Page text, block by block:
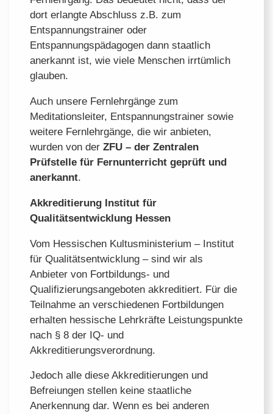
dort erlangte Abschluss z.B. zum
Entspannungstrainer oder
Entspannungspädagogen dann staatlich
anerkannt ist, wie viele Menschen irrtümlich
glauben.
Auch unsere Fernlehrgänge zum
Meditationsleiter, Entspannungstrainer sowie
weitere Fernlehrgänge, die wir anbieten,
wurden von derZFU – der Zentralen
Prüfstelle für Fernunterricht geprüft und
anerkannt.
Akkreditierung Institut für
Qualitätsentwicklung Hessen
Vom Hessischen Kultusministerium – Institut
für Qualitätsentwicklung – sind wir als
Anbieter von Fortbildungs- und
Qualifizierungsangeboten akkreditiert. Für die
Teilnahme an verschiedenen Fortbildungen
erhalten hessische Lehrkräfte Leistungspunkte
nach § 8 der IQ- und
Akkreditierungsverordnung.
Jedoch alle diese Akkreditierungen und
Befreiungen stellen keine staatliche
Anerkennung dar. Wenn es bei anderen